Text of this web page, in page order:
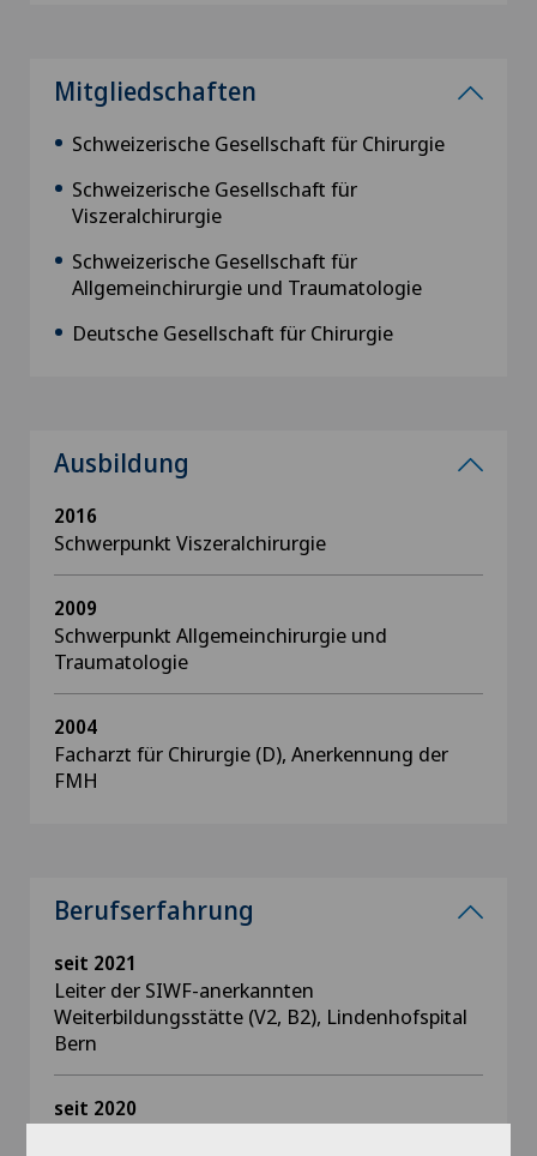
Mitgliedschaften
Schweizerische Gesellschaft für Chirurgie
Schweizerische Gesellschaft für
Viszeralchirurgie
Schweizerische Gesellschaft für
Allgemeinchirurgie und Traumatologie
Deutsche Gesellschaft für Chirurgie
Ausbildung
2016
Schwerpunkt Viszeralchirurgie
2009
Schwerpunkt Allgemeinchirurgie und
Traumatologie
2004
Facharzt für Chirurgie (D), Anerkennung der
FMH
Berufserfahrung
seit 2021
Leiter der SIWF-anerkannten
Weiterbildungsstätte (V2, B2), Lindenhofspital
Bern
seit 2020